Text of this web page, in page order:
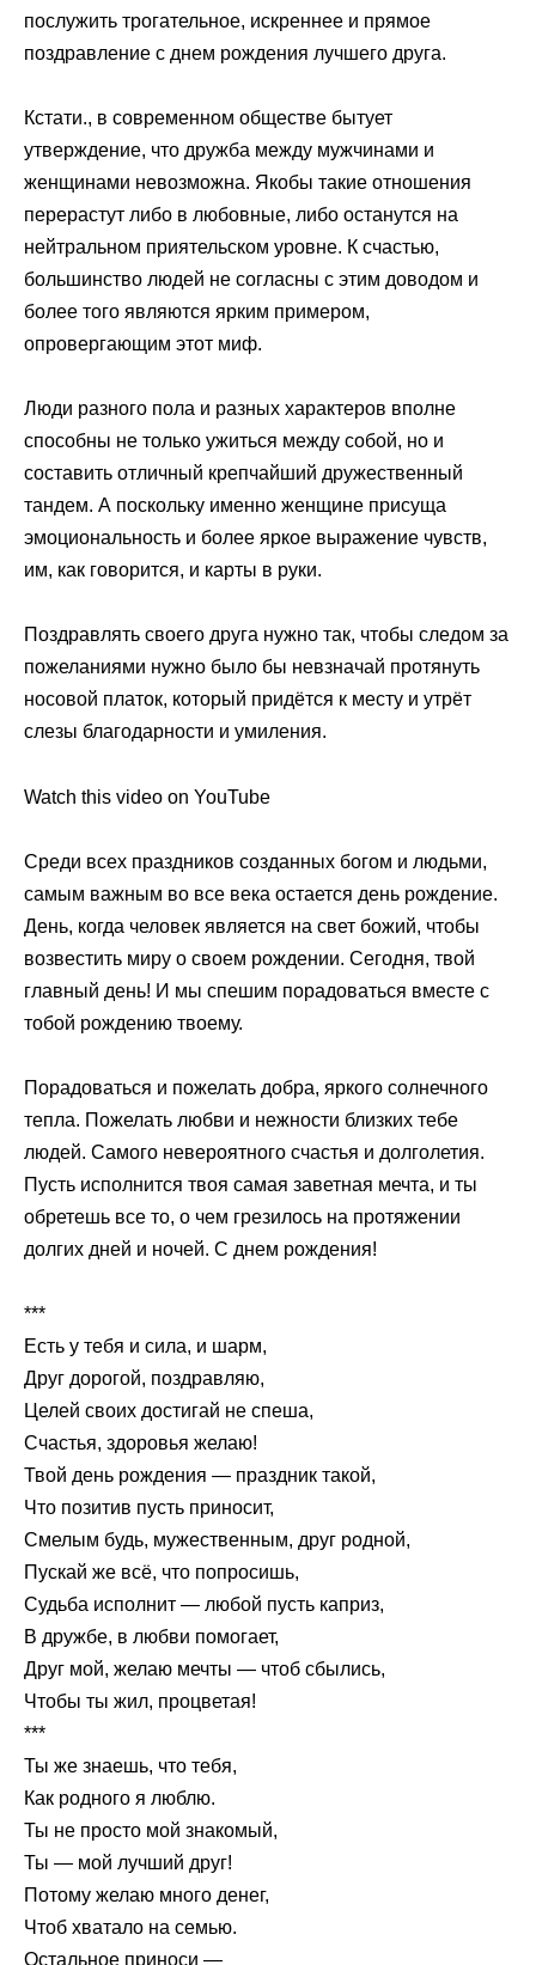
послужить трогательное, искреннее и прямое
поздравление с днем рождения лучшего друга.
Кстати., в современном обществе бытует
утверждение, что дружба между мужчинами и
женщинами невозможна. Якобы такие отношения
перерастут либо в любовные, либо останутся на
нейтральном приятельском уровне. К счастью,
большинство людей не согласны с этим доводом и
более того являются ярким примером,
опровергающим этот миф.
Люди разного пола и разных характеров вполне
способны не только ужиться между собой, но и
составить отличный крепчайший дружественный
тандем. А поскольку именно женщине присуща
эмоциональность и более яркое выражение чувств,
им, как говорится, и карты в руки.
Поздравлять своего друга нужно так, чтобы следом за
пожеланиями нужно было бы невзначай протянуть
носовой платок, который придётся к месту и утрёт
слезы благодарности и умиления.
Watch this video on YouTube
Среди всех праздников созданных богом и людьми,
самым важным во все века остается день рождение.
День, когда человек является на свет божий, чтобы
возвестить миру о своем рождении. Сегодня, твой
главный день! И мы спешим порадоваться вместе с
тобой рождению твоему.
Порадоваться и пожелать добра, яркого солнечного
тепла. Пожелать любви и нежности близких тебе
людей. Самого невероятного счастья и долголетия.
Пусть исполнится твоя самая заветная мечта, и ты
обретешь все то, о чем грезилось на протяжении
долгих дней и ночей. С днем рождения!
***
Есть у тебя и сила, и шарм,
Друг дорогой, поздравляю,
Целей своих достигай не спеша,
Счастья, здоровья желаю!
Твой день рождения — праздник такой,
Что позитив пусть приносит,
Смелым будь, мужественным, друг родной,
Пускай же всё, что попросишь,
Судьба исполнит — любой пусть каприз,
В дружбе, в любви помогает,
Друг мой, желаю мечты — чтоб сбылись,
Чтобы ты жил, процветая!
***
Ты же знаешь, что тебя,
Как родного я люблю.
Ты не просто мой знакомый,
Ты — мой лучший друг!
Потому желаю много денег,
Чтоб хватало на семью.
Остальное приноси —